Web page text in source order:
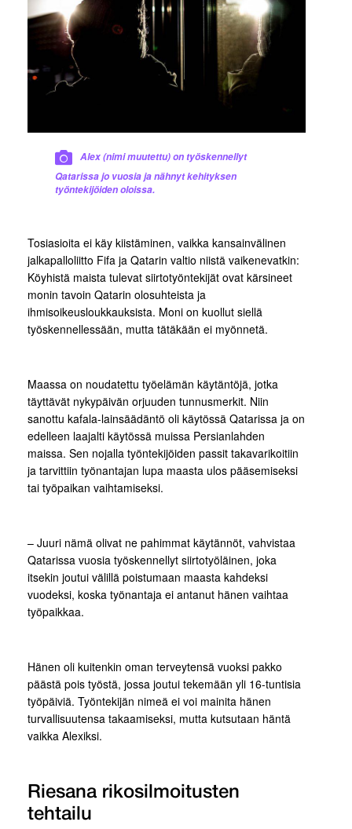
Alex (nimi muutettu) on työskennellyt
Qatarissa jo vuosia ja nähnyt kehityksen
työntekijöiden oloissa.
Tosiasioita ei käy kiistäminen, vaikka kansainvälinen
jalkapalloliitto Fifa ja Qatarin valtio niistä vaikenevatkin:
Köyhistä maista tulevat siirtotyöntekijät ovat kärsineet
monin tavoin Qatarin olosuhteista ja
ihmisoikeusloukkauksista. Moni on kuollut siellä
työskennellessään, mutta tätäkään ei myönnetä.
Maassa on noudatettu työelämän käytäntöjä, jotka
täyttävät nykypäivän orjuuden tunnusmerkit. Niin
sanottu kafala-lainsäädäntö oli käytössä Qatarissa ja on
edelleen laajalti käytössä muissa Persianlahden
maissa. Sen nojalla työntekijöiden passit takavarikoitiin
ja tarvittiin työnantajan lupa maasta ulos pääsemiseksi
tai työpaikan vaihtamiseksi.
– Juuri nämä olivat ne pahimmat käytännöt, vahvistaa
Qatarissa vuosia työskennellyt siirtotyöläinen, joka
itsekin joutui välillä poistumaan maasta kahdeksi
vuodeksi, koska työnantaja ei antanut hänen vaihtaa
työpaikkaa.
Hänen oli kuitenkin oman terveytensä vuoksi pakko
päästä pois työstä, jossa joutui tekemään yli 16-tuntisia
työpäiviä. Työntekijän nimeä ei voi mainita hänen
turvallisuutensa takaamiseksi, mutta kutsutaan häntä
vaikka Alexiksi.
Riesana rikosilmoitusten
tehtailu